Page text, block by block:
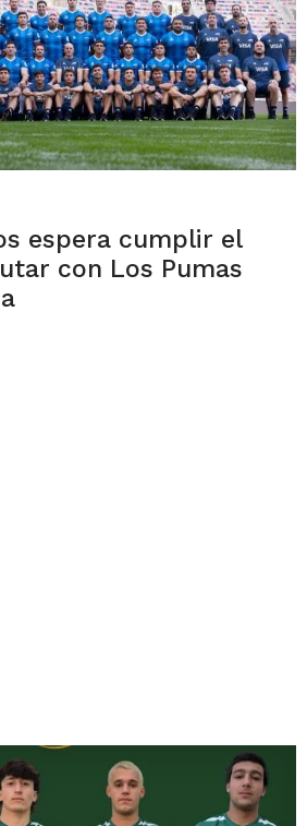
espera cumplir el
con Los Pumas